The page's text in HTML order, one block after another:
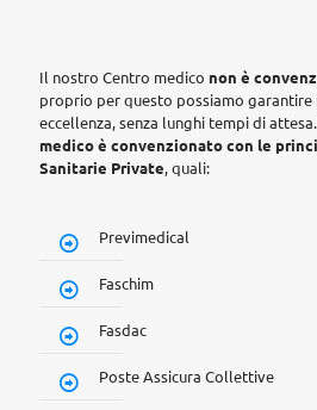
Il nostro Centro medico non è
proprio per questo possiamo garantire
eccellenza, senza lunghi tempi di
medico è convenzionato con le
Sanitarie Private, quali:
Previmedical
Faschim
Fasdac
Poste Assicura Collettive